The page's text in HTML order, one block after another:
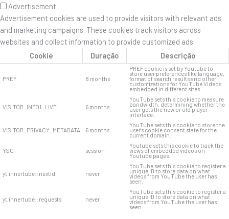
Advertisement
Advertisement cookies are used to provide visitors with relevant ads
and marketing campaigns. These cookies track visitors across
websites and collect information to provide customized ads.
Cookie
Duração Descrição
PREF 8 months
PREF cookie is set by Youtube to
store user preferences like language,
format of search results and other
customizations for YouTube Videos
embedded in different sites.
VISITOR_INFO1_LIVE 6 months
YouTube sets this cookie to measure
bandwidth, determining whether the
user gets the new or old player
interface.
VISITOR_PRIVACY_METADATA 6 months
YouTube sets this cookie to store the
user's cookie consent state for the
current domain.
YSC session
Youtube sets this cookie to track the
views of embedded videos on
Youtube pages.
yt.innertube::nextId never
YouTube sets this cookie to register a
unique ID to store data on what
videos from YouTube the user has
seen.
yt.innertube::requests never
YouTube sets this cookie to register a
unique ID to store data on what
videos from YouTube the user has
seen.